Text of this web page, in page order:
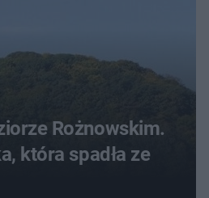
Rożnowskim.
która spadła ze